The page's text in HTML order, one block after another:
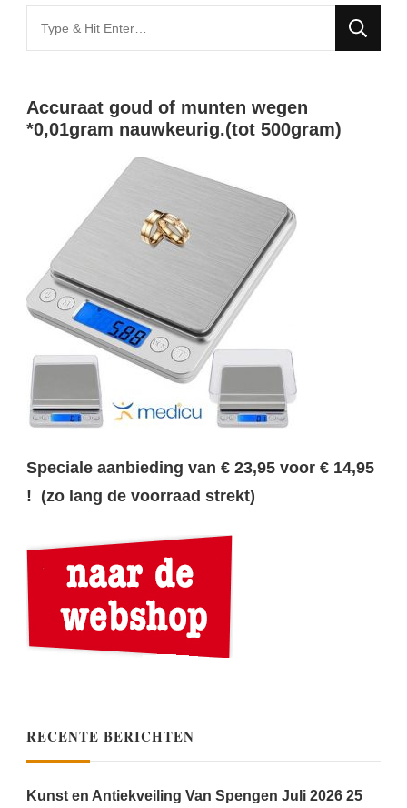
for
Accuraat goud of munten wegen
*0,01gram nauwkeurig.(tot 500gram)
Speciale aanbieding van € 23,95 voor € 14,95
! (zo lang de voorraad strekt)
RECENTE BERICHTEN
Kunst en Antiekveiling Van Spengen Juli 2026 25